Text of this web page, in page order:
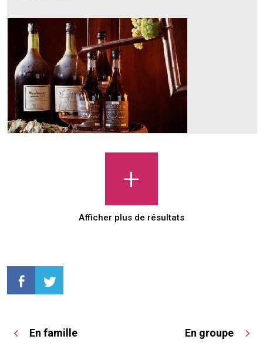
Afficher plus de résultats
En famille En groupe